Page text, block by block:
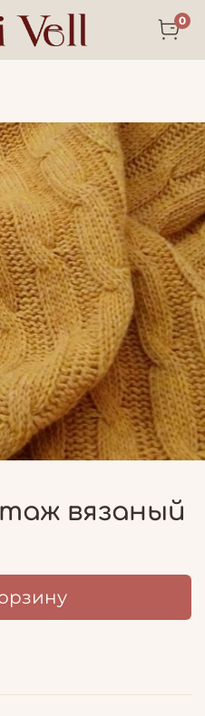
0
вязаный